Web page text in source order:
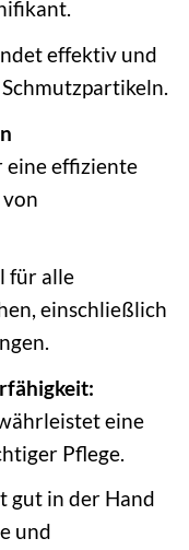
effektiv und
eine effiziente
für alle
einschließlich
eine
Pflege.
gut in der Hand
und